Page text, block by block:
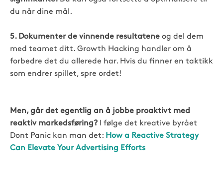
du når dine mål.
5. Dokumenter de vinnende resultatene og del dem
med teamet ditt. Growth Hacking handler om å
forbedre det du allerede har. Hvis du finner en taktikk
som endrer spillet, spre ordet!
Men, går det egentlig an å jobbe proaktivt med
reaktiv markedsføring? I følge det kreative byrået
Dont Panic kan man det: How a Reactive Strategy
Can Elevate Your Advertising Efforts